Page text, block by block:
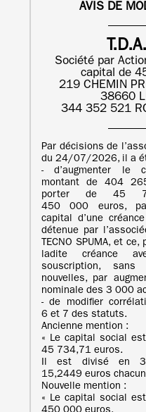
AVIS DE
Société par
capital de
219 CHEMIN
38660
344 352 521
Par décisions de
du 24/07/2026, il a
- d’augmenter le
montant de 404
porter de 45
450 000 euros,
capital d’une
détenue par
TECNO SPUMA, et
ladite créance
souscription, sans
nouvelles, par
nominale des 3 000
- de modifier
6 et 7 des statuts.
Ancienne mention :
« Le capital social
45 734,71 euros.
Il est divisé en
15,2449 euros
Nouvelle mention :
« Le capital social